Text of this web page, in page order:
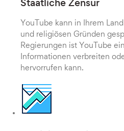
Staatliche Zensur
YouTube kann in Ihrem
und religiösen Gründen
Regierungen ist YouTube
Informationen verbreiten
hervorrufen kann.